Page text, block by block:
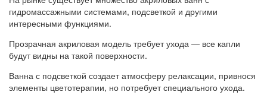
гидромассажными системами, подсветкой и другими
интересными функциями.
Прозрачная акриловая модель требует ухода — все капли
будут видны на такой поверхности.
Ванна с подсветкой создает атмосферу релаксации, привнося
элементы цветотерапии, но потребует специального ухода.